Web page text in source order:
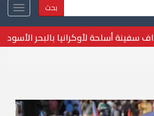
بحث
يكشف سبب وفاة لاعب غريزليز